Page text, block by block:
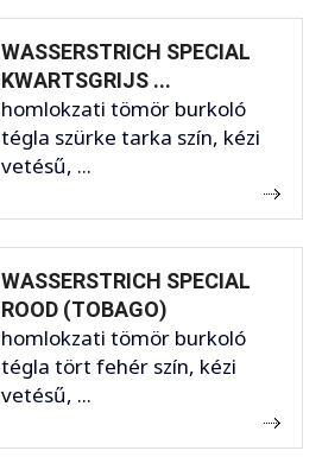
WASSERSTRICH SPECIAL
KWARTSGRIJS ...
homlokzati tömör burkoló
tégla szürke tarka szín, kézi
vetésű, ...
WASSERSTRICH SPECIAL
ROOD (TOBAGO)
homlokzati tömör burkoló
tégla tört fehér szín, kézi
vetésű, ...